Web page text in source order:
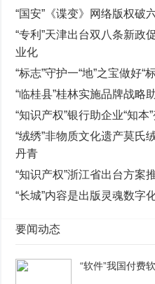
“国安”《谍变》网络版权破
“专利”天津出台双八条新政
业化
“标志”守护一“地”之宝做好“
“临桂县”桂林实施品牌战略
“知识产权”银行助企业“知本
“绒绣”非物质文化遗产莫氏
丹青
“知识产权”浙江省出台方案
“长城”内容是出版灵魂数字
要闻动态
“软件”我国付费